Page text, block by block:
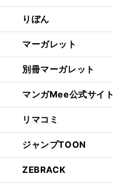
りぼん
マーガレット
別冊マーガレット
マンガMee公式サイト
リマコミ
ジャンプTOON
ZEBRACK